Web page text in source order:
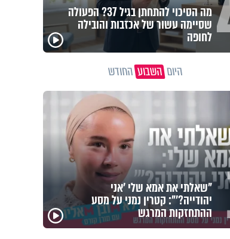
חלום אדיר: חלמתי על בית המקדש
היוםהשבועהחודש
"שאלתי את אמא שלי 'אני
יהודייה?'": קטרין נמני על מסע
ההתחזקות המרגש